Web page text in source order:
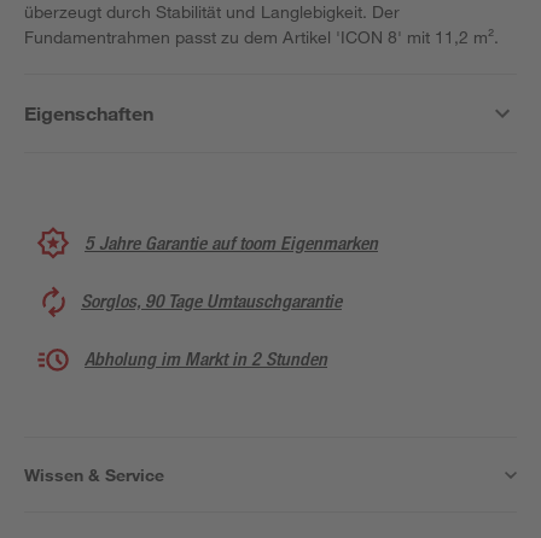
überzeugt durch Stabilität und Langlebigkeit. Der
Fundamentrahmen passt zu dem Artikel 'ICON 8' mit 11,2 m².
Eigenschaften
5 Jahre Garantie auf toom Eigenmarken
Sorglos, 90 Tage Umtauschgarantie
Abholung im Markt in 2 Stunden
Wissen & Service